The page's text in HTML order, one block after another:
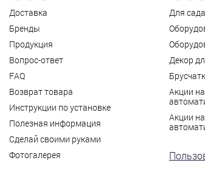
Доставка
Бренды
Продукция
Вопрос-ответ
FAQ
Возврат товара
Инструкции по установке
Полезная информация
Сделай своими руками
Фотогалерея
Для
Декор
Акции
Акции